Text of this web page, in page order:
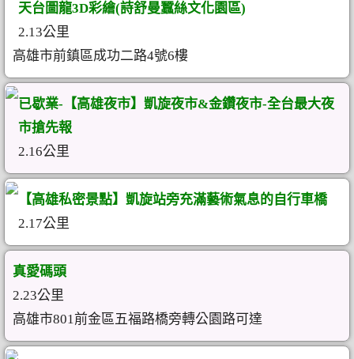
天台圖龍3D彩繪(詩舒曼蠶絲文化園區)
2.13公里
高雄市前鎮區成功二路4號6樓
已歇業-【高雄夜市】凱旋夜市&金鑽夜市-全台最大夜
市搶先報
2.16公里
【高雄私密景點】凱旋站旁充滿藝術氣息的自行車橋
2.17公里
真愛碼頭
2.23公里
高雄市801前金區五福路橋旁轉公園路可達